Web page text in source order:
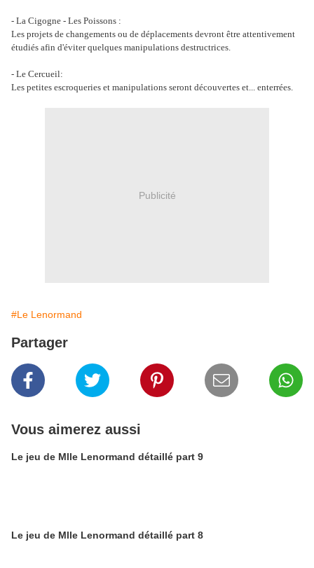
- La Cigogne - Les Poissons :
Les projets de changements ou de déplacements devront être attentivement
étudiés afin d'éviter quelques manipulations destructrices.
- Le Cercueil:
Les petites escroqueries et manipulations seront découvertes et... enterrées.
Publicité
#Le Lenormand
Partager
Vous aimerez aussi
Le jeu de Mlle Lenormand détaillé part 9
Le jeu de Mlle Lenormand détaillé part 8